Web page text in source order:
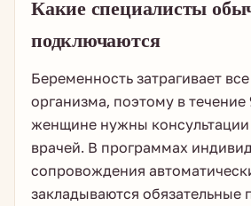
Какие специалисты
подключаются
Беременность затрагивает
организма, поэтому в течение
женщине нужны консультации
врачей. В программах
сопровождения
закладываются обязательные